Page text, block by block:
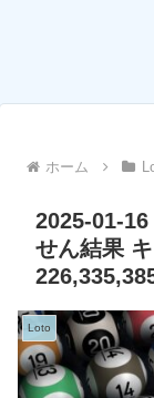
ホーム
2025-01-
せん結果
Loto